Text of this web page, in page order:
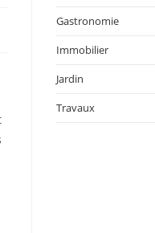
Gastronomie
Immobilier
Jardin
Travaux